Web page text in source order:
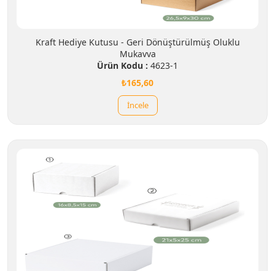
Kraft Hediye Kutusu - Geri Dönüştürülmüş Oluklu
Mukavva
Ürün Kodu : 4623-1
₺165,60
İncele